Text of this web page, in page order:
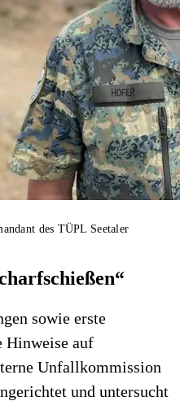
des TÜPL Seetaler
sowie erste
Hinweise auf
Unfallkommission
und untersucht